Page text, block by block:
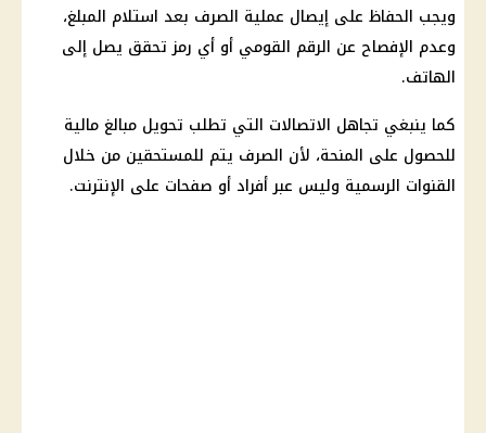
ويجب الحفاظ على إيصال عملية الصرف بعد استلام المبلغ،
وعدم الإفصاح عن الرقم القومي أو أي رمز تحقق يصل إلى
الهاتف.
كما ينبغي تجاهل الاتصالات التي تطلب تحويل مبالغمالية
للحصول على المنحة، لأن الصرف يتم للمستحقين من خلال
القنوات الرسمية وليس عبر أفراد أو صفحات على الإنترنت.